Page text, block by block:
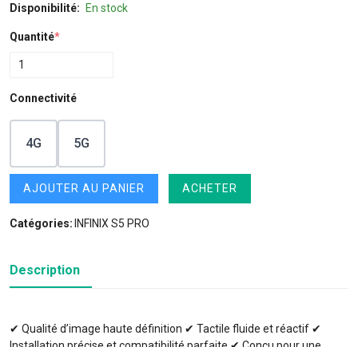
Disponibilité: En stock
Quantité*
Connectivité
4G 5G
AJOUTER AU PANIER ACHETER
Catégories: INFINIX S5 PRO
Description
✔ Qualité d’image haute définition ✔ Tactile fluide et réactif ✔